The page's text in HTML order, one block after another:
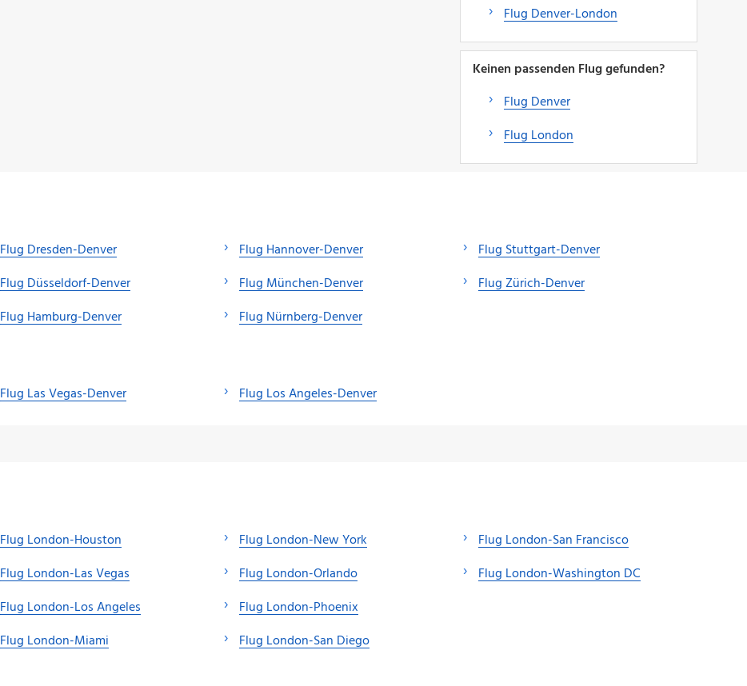
Flug Denver-London
Keinen passenden Flug gefunden?
Flug Denver
Flug London
Flug Dresden-Denver
Flug Düsseldorf-Denver
Flug Hamburg-Denver
Flug Hannover-Denver
Flug München-Denver
Flug Nürnberg-Denver
Flug Stuttgart-Denver
Flug Zürich-Denver
Flug Las Vegas-Denver Flug Los Angeles-Denver
Flug London-Houston
Flug London-Las Vegas
Flug London-Los Angeles
Flug London-Miami
Flug London-New York
Flug London-Orlando
Flug London-Phoenix
Flug London-San Diego
Flug London-San Francisco
Flug London-Washington DC